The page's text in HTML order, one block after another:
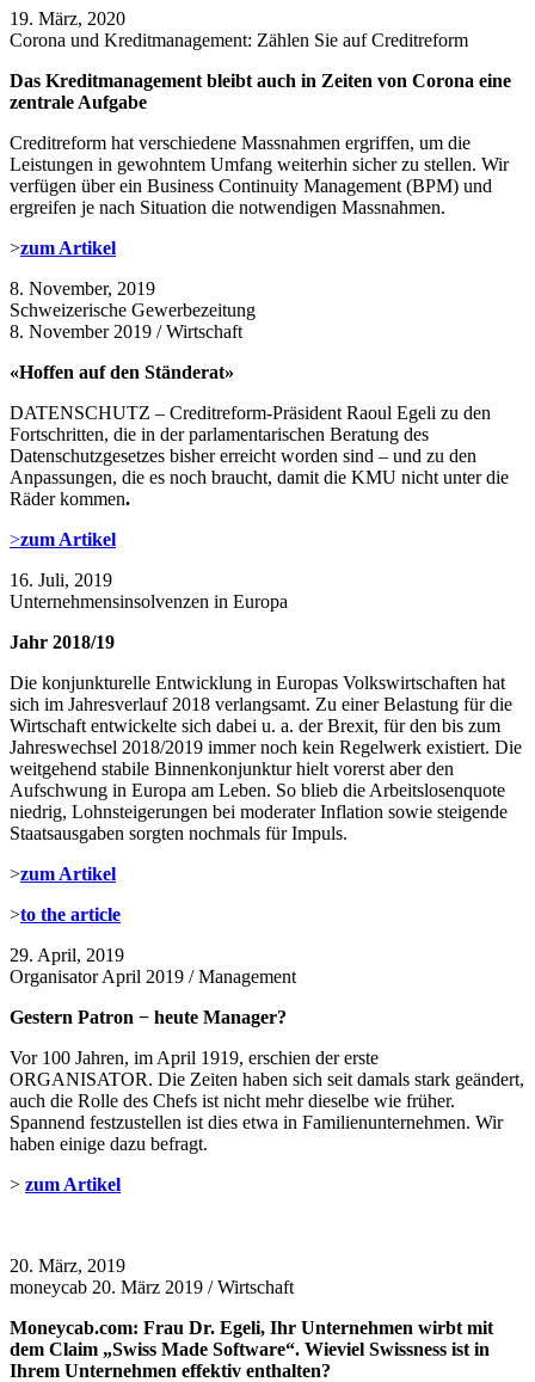
19. März, 2020
Corona und Kreditmanagement: Zählen Sie auf Creditreform
Das Kreditmanagement bleibt auch in Zeiten von Corona eine
zentrale Aufgabe
Creditreform hat verschiedene Massnahmen ergriffen, um die
Leistungen in gewohntem Umfang weiterhin sicher zu stellen. Wir
verfügen über ein Business Continuity Management (BPM) und
ergreifen je nach Situation die notwendigen Massnahmen.
>zum Artikel
8. November, 2019
Schweizerische Gewerbezeitung
8. November 2019 / Wirtschaft
«Hoffen auf den Ständerat»
DATENSCHUTZ – Creditreform-Präsident Raoul Egeli zu den
Fortschritten, die in der parlamentarischen Beratung des
Datenschutzgesetzes bisher erreicht worden sind – und zu den
Anpassungen, die es noch braucht, damit die KMU nicht unter die
Räder kommen.
>zum Artikel
16. Juli, 2019
Unternehmensinsolvenzen in Europa
Jahr 2018/19
Die konjunkturelle Entwicklung in Europas Volkswirtschaften hat
sich im Jahresverlauf 2018 verlangsamt. Zu einer Belastung für die
Wirtschaft entwickelte sich dabei u. a. der Brexit, für den bis zum
Jahreswechsel 2018/2019 immer noch kein Regelwerk existiert. Die
weitgehend stabile Binnenkonjunktur hielt vorerst aber den
Aufschwung in Europa am Leben. So blieb die Arbeitslosenquote
niedrig, Lohnsteigerungen bei moderater Inflation sowie steigende
Staatsausgaben sorgten nochmals für Impuls.
>zum Artikel
>to the article
29. April, 2019
Organisator April 2019 / Management
Gestern Patron − heute Manager?
Vor 100 Jahren, im April 1919, erschien der erste
ORGANISATOR. Die Zeiten haben sich seit damals stark geändert,
auch die Rolle des Chefs ist nicht mehr dieselbe wie früher.
Spannend festzustellen ist dies etwa in Familienunternehmen. Wir
haben einige dazu befragt.
> zum Artikel
20. März, 2019
moneycab 20. März 2019 / Wirtschaft
Moneycab.com: Frau Dr. Egeli, Ihr Unternehmen wirbt mit
dem Claim „Swiss Made Software“. Wieviel Swissness ist in
Ihrem Unternehmen effektiv enthalten?